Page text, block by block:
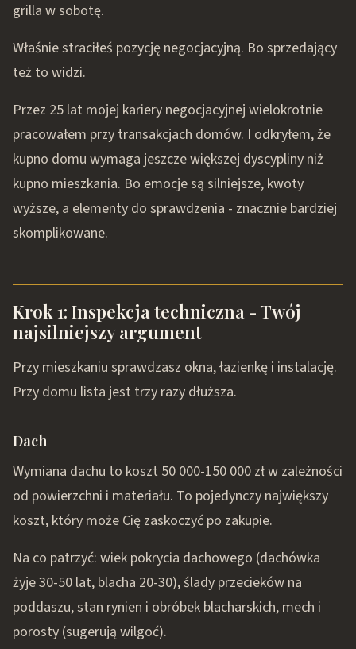
grilla w sobotę.
Właśnie straciłeś pozycję negocjacyjną. Bo sprzedający
też to widzi.
Przez 25 lat mojej kariery negocjacyjnej wielokrotnie
pracowałem przy transakcjach domów. I odkryłem, że
kupno domu wymaga jeszcze większej dyscypliny niż
kupno mieszkania. Bo emocje są silniejsze, kwoty
wyższe, a elementy do sprawdzenia - znacznie bardziej
skomplikowane.
Krok 1: Inspekcja techniczna - Twój
najsilniejszy argument
Przy mieszkaniu sprawdzasz okna, łazienkę i instalację.
Przy domu lista jest trzy razy dłuższa.
Dach
Wymiana dachu to koszt 50 000-150 000 zł w zależności
od powierzchni i materiału. To pojedynczy największy
koszt, który może Cię zaskoczyć po zakupie.
Na co patrzyć: wiek pokrycia dachowego (dachówka
żyje 30-50 lat, blacha 20-30), ślady przecieków na
poddaszu, stan rynien i obróbek blacharskich, mech i
porosty (sugerują wilgoć).